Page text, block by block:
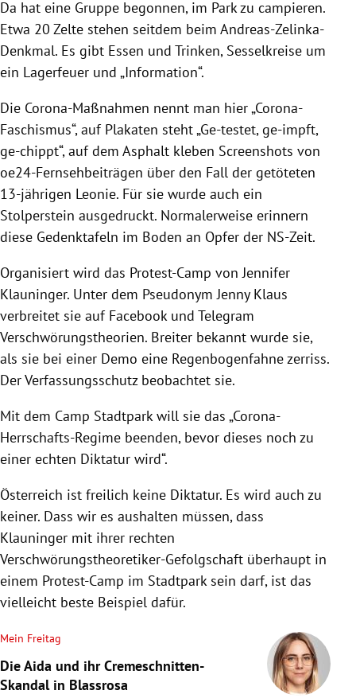
Da hat eine Gruppe begonnen, im Park zu campieren.
Etwa 20 Zelte stehen seitdem beim Andreas-Zelinka-
Denkmal. Es gibt Essen und Trinken, Sesselkreise um
ein Lagerfeuer und „Information“.
Die Corona-Maßnahmen nennt man hier „Corona-
Faschismus“, auf Plakaten steht „Ge-testet, ge-impft,
ge-chippt“, auf dem Asphalt kleben Screenshots von
oe24-Fernsehbeiträgen über den Fall der getöteten
13-jährigen Leonie. Für sie wurde auch ein
Stolperstein ausgedruckt. Normalerweise erinnern
diese Gedenktafeln im Boden an Opfer der NS-Zeit.
Organisiert wird das Protest-Camp von Jennifer
Klauninger. Unter dem Pseudonym Jenny Klaus
verbreitet sie auf Facebook und Telegram
Verschwörungstheorien. Breiter bekannt wurde sie,
als sie bei einer Demo eine Regenbogenfahne zerriss.
Der Verfassungsschutz beobachtet sie.
Mit dem Camp Stadtpark will sie das „Corona-
Herrschafts-Regime beenden, bevor dieses noch zu
einer echten Diktatur wird“.
Österreich ist freilich keine Diktatur. Es wird auch zu
keiner. Dass wir es aushalten müssen, dass
Klauninger mit ihrer rechten
Verschwörungstheoretiker-Gefolgschaft überhaupt in
einem Protest-Camp im Stadtpark sein darf, ist das
vielleicht beste Beispiel dafür.
Mein Freitag
Die Aida und ihr Cremeschnitten-
Skandal in Blassrosa